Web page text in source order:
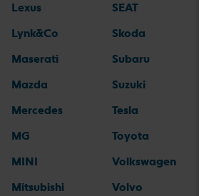
Lexus
Lynk&Co
Maserati
Mazda
Mercedes
MG
MINI
Mitsubishi
SEAT
Skoda
Subaru
Suzuki
Tesla
Toyota
Volkswagen
Volvo